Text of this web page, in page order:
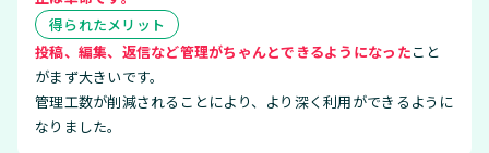
得られたメリット
投稿、編集、返信など管理がちゃんとできるようになったこと
がまず大きいです。
管理工数が削減されることにより、より深く利用ができるように
なりました。